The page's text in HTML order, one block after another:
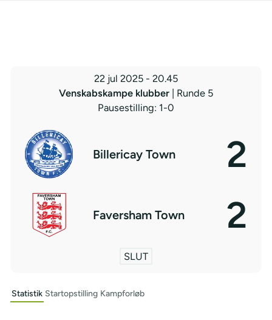
22 jul 2025 - 20.45
Venskabskampe klubber
| Runde 5
Pausestilling: 1-0
Billericay Town 2
Faversham Town 2
SLUT
Statistik Startopstilling Kampforløb